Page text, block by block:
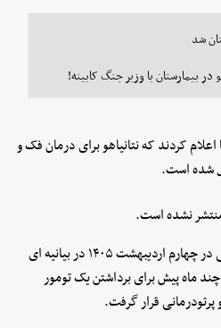
شد
در بیمارستان با وزیر جنگ کابینه!
کردند که نتانیاهو برای درمان فک و
شده است.
منتشر نشده است.
دفتر نخست وزیری رژیم صهیونیستی در چهارم اردیبهشت ۱۴۰۵ در بیانیه ای
چند ماه پیش برای برداشتن یک تومور
قرار گرفت.